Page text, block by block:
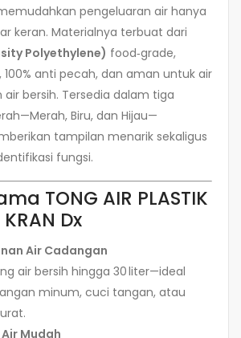
pengeluaran air hanya
keran. Materialnya terbuat dari
Polyethylene) food‑grade,
anti pecah, dan aman untuk air
bersih. Tersedia dalam tiga
Biru, dan Hijau—
tampilan menarik sekaligus
fungsi.
TONG AIR PLASTIK
Dx
Air Cadangan
air bersih hingga 30 liter—ideal
minum, cuci tangan, atau
Mudah